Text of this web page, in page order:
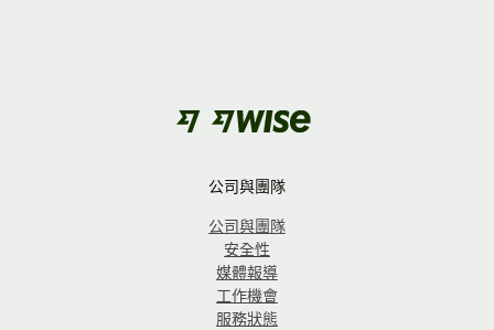
公司與團隊
公司與團隊
安全性
媒體報導
工作機會
服務狀態